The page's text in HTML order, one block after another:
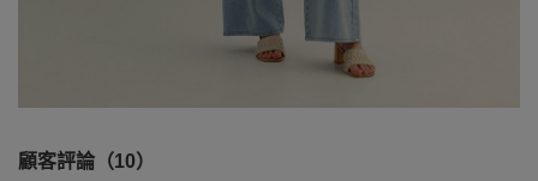
顧客評論（10）